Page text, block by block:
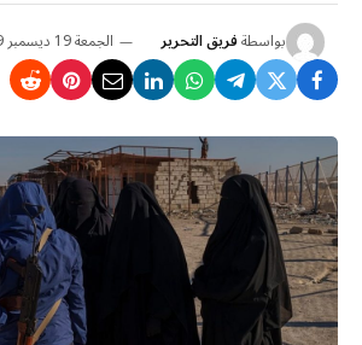
بواسطةفريق التحرير الجمعة 19 ديسمبر 1:29 م